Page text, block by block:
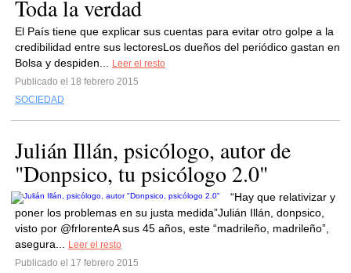
Toda la verdad
El País tiene que explicar sus cuentas para evitar otro golpe a la
credibilidad entre sus lectoresLos dueños del periódico gastan en
Bolsa y despiden...
Leer el resto
Publicado el 18 febrero 2015
SOCIEDAD
Julián Illán, psicólogo, autor de
"Donpsico, tu psicólogo 2.0"
“Hay que relativizar y
poner los problemas en su justa medida”Julián Illán, donpsico,
visto por @frlorenteA sus 45 años, este “madrileño, madrileño”,
asegura...
Leer el resto
Publicado el 17 febrero 2015